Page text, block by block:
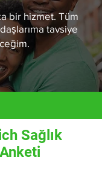
bir hizmet. Tüm
tavsiye
Sağlık